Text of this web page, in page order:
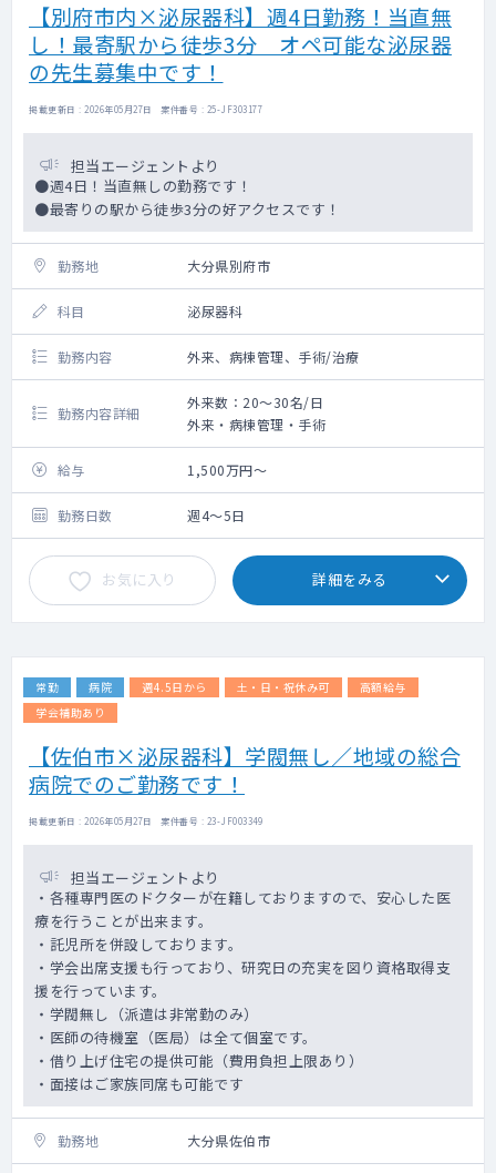
【別府市内×泌尿器科】週4日勤務！当直無
し！最寄駅から徒歩3分 オペ可能な泌尿器
の先生募集中です！
掲載更新日 : 2026年05月27日 案件番号 : 25-JF303177
担当エージェントより
●週4日！当直無しの勤務です！
●最寄りの駅から徒歩3分の好アクセスです！
勤務地 大分県別府市
科目 泌尿器科
勤務内容 外来、病棟管理、手術/治療
勤務内容詳細
外来数：20～30名/日
外来・病棟管理・手術
給与 1,500万円～
勤務日数 週4～5日
お気に入り 詳細をみる
常勤 病院 週4.5日から 土・日・祝休み可
高額給与
学会補助あり
【佐伯市×泌尿器科】学閥無し／地域の総合
病院でのご勤務です！
掲載更新日 : 2026年05月27日 案件番号 : 23-JF003349
担当エージェントより
・各種専門医のドクターが在籍しておりますので、安心した医
療を行うことが出来ます。
・託児所を併設しております。
・学会出席支援も行っており、研究日の充実を図り資格取得支
援を行っています。
・学閥無し（派遣は非常勤のみ）
・医師の待機室（医局）は全て個室です。
・借り上げ住宅の提供可能（費用負担上限あり）
・面接はご家族同席も可能です
勤務地 大分県佐伯市